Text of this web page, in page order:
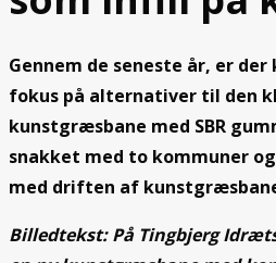
Gennem de seneste år, er
fokus på alternativer til den
kunstgræsbane med SBR
snakket med to kommuner
med driften af
Billedtekst: På Tingbjerg